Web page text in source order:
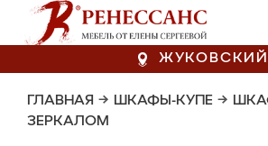
ЖУКОВСКИЙ
ГЛАВНАЯ → ШКАФЫ-КУПЕ →
ЗЕРКАЛОМ